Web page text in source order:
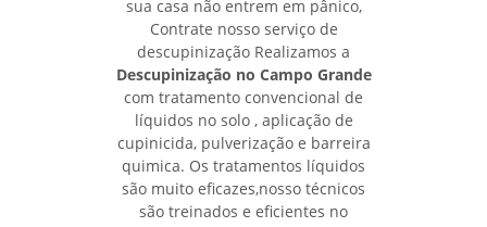
sua casa não entrem em pânico,
Contrate nosso serviço de
descupinização Realizamos a
Descupinização no Campo Grande
com tratamento convencional de
líquidos no solo , aplicação de
cupinicida, pulverização e barreira
quimica. Os tratamentos líquidos
são muito eficazes,nosso técnicos
são treinados e eficientes no